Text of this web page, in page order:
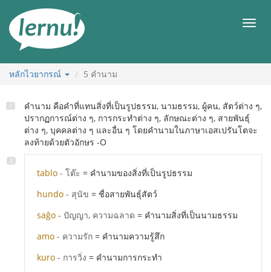
สารบัญ
เมนู
หลักไวยากรณ์ 5 คำนาม
คำนาม คือคำที่แทนสิ่งที่เป็นรูปธรรม, นามธรรม, ผู้คน, สัตว์ต่าง ๆ,
ปรากฏการณ์ต่าง ๆ, การกระทำต่าง ๆ, ลักษณะต่าง ๆ, สายพันธุ์
ต่าง ๆ, บุคคลต่าง ๆ และอื่น ๆ โดยคำนามในภาษาเอสเปรันโตจะ
ลงท้ายด้วยตัวอักษร -O
tablo - โต๊ะ = คำนามของสิ่งที่เป็นรูปธรรม
hundo - สุนัข = ชื่อสายพันธุ์สัตว์
saĝo - ปัญญา, ความฉลาด = คำนามสิ่งที่เป็นนามธรรม
amo - ความรัก = คำนามความรู้สึก
kuro - การวิ่ง = คำนามการกระทำ